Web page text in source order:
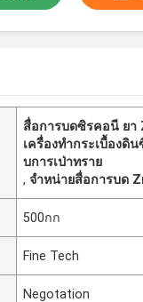
สื่อการบดซิรคอนี ยา
เครื่องทํากระเบื้องดิ
บการเป่าทราย
,จําหน่ายสื่อการบด
500กก
Fine Tech
Negotation